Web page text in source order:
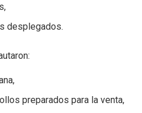
desplegados.
preparados para la venta,